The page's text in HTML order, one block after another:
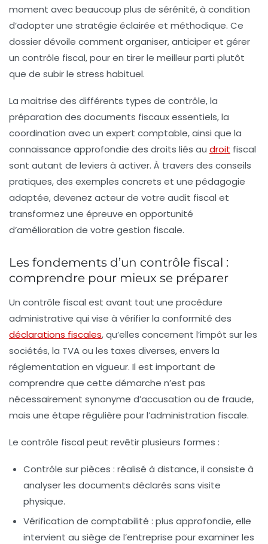
moment avec beaucoup plus de sérénité, à condition
d’adopter une stratégie éclairée et méthodique. Ce
dossier dévoile comment organiser, anticiper et gérer
un contrôle fiscal, pour en tirer le meilleur parti plutôt
que de subir le stress habituel.
La maitrise des différents types de contrôle, la
préparation des documents fiscauxessentiels, la
coordination avec un expert comptable, ainsi que la
connaissance approfondie des droits liés au droit fiscal
sont autant de leviers à activer. À travers des conseils
pratiques, des exemples concrets et une pédagogie
adaptée, devenez acteur de votre audit fiscal et
transformez une épreuve en opportunité
d’amélioration de votre gestion fiscale.
Les fondements d’un contrôle fiscal :
comprendre pour mieux se préparer
Un contrôle fiscal est avant tout une procédure
administrative qui vise à vérifier la conformité des
déclarations fiscales, qu’elles concernent l’impôt sur les
sociétés, la TVA ou les taxes diverses, envers la
réglementation en vigueur. Il est important de
comprendre que cette démarche n’est pas
nécessairement synonyme d’accusation ou de fraude,
mais une étape régulière pour l’administration fiscale.
Le contrôle fiscal peut revêtir plusieurs formes :
Contrôle sur pièces : réalisé à distance, il consiste à
analyser les documents déclarés sans visite
physique.
Vérification de comptabilité : plus approfondie, elle
intervient au siège de l’entreprise pour examiner les